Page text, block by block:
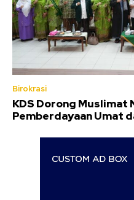
Birokrasi
KDS Dorong Muslimat
Pemberdayaan Umat